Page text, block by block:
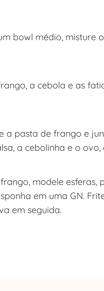
bowl médio, misture
a cebola e as
a pasta de frango e
a cebolinha e o ovo,
modele esferas,
em uma GN.
em seguida.